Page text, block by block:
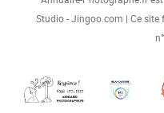
Studio - Jingoo.com | Ce